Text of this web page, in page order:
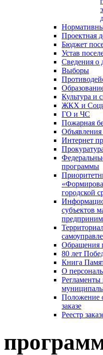
Проектная
Бюджет
Устав
Сведения о
Выборы
Культура и
ЖКХ и
ГО и ЧС
Пожарная
Объявления
Интернет
программы
городской
субъектов
Обращения
80 лет
Книга
О
Регламенты
Положение
заказе
Реестр